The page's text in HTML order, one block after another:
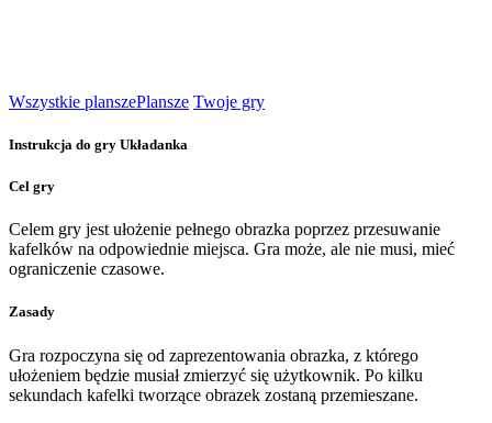
Wszystkie planszePlansze Twoje gry
Instrukcja do gry Układanka
Cel gry
Celem gry jest ułożenie pełnego obrazka poprzez przesuwanie
kafelków na odpowiednie miejsca. Gra może, ale nie musi, mieć
ograniczenie czasowe.
Zasady
Gra rozpoczyna się od zaprezentowania obrazka, z którego
ułożeniem będzie musiał zmierzyć się użytkownik. Po kilku
sekundach kafelki tworzące obrazek zostaną przemieszane.